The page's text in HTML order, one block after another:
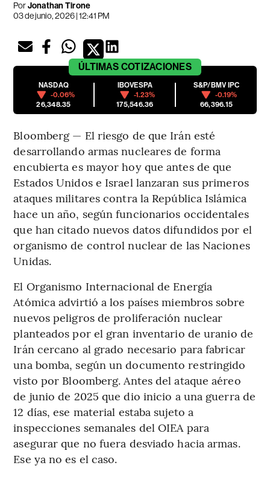
PorJonathan Tirone
03 de junio, 2026 | 12:41 PM
ÚLTIMAS COTIZACIONES
NASDAQ
-0.06%
26,348.35
IBOVESPA
-1.23%
175,546.36
S&P/BMV IPC
-0.19%
66,396.15
Bloomberg — El riesgo de que Irán esté
desarrollando armas nucleares de forma
encubierta es mayor hoy que antes de que
Estados Unidos e Israel lanzaran sus primeros
ataques militares contra la República Islámica
hace un año, según funcionarios occidentales
que han citado nuevos datos difundidos por el
organismo de control nuclear de las Naciones
Unidas.
El Organismo Internacional de Energía
Atómica advirtió a los países miembros sobre
nuevos peligros de proliferación nuclear
planteados por el gran inventario de uranio de
Irán cercano al grado necesario para fabricar
una bomba, según un documento restringido
visto por Bloomberg. Antes del ataque aéreo
de junio de 2025 que dio inicio a una guerra de
12 días, ese material estaba sujeto a
inspecciones semanales del OIEA para
asegurar que no fuera desviado hacia armas.
Ese ya no es el caso.